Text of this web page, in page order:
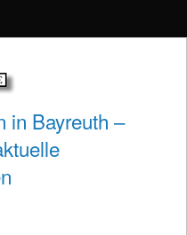
in Bayreuth –